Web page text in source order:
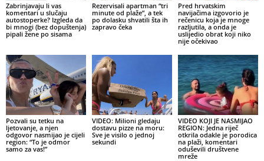
Zabrinjavaju li vas
komentari u slučaju
autostoperke? Izgleda da
bi mnogi (bez dopuštenja)
pipali žene po sisama
Rezervisali apartman “tri
minute od plaže”, a tek
po dolasku shvatili šta ih
zapravo čeka
Pred hrvatskim
navijačima izgovorio je
rečenicu koja je mnoge
razljutila, a onda je
uslijedio obrat koji niko
nije očekivao
Pozvali su tetku na
ljetovanje, a njen
odgovor nasmijao je cijeli
region: “To je odmor
samo za vas!”
VIDEO: Milioni gledaju
dostavu pizze na moru:
Sve je visilo o jednoj
sekundi
VIDEO KOJI JE NASMIJAO
REGION: Jedna riječ
otkrila odakle je porodica
na plaži, komentari
oduševili društvene
mreže